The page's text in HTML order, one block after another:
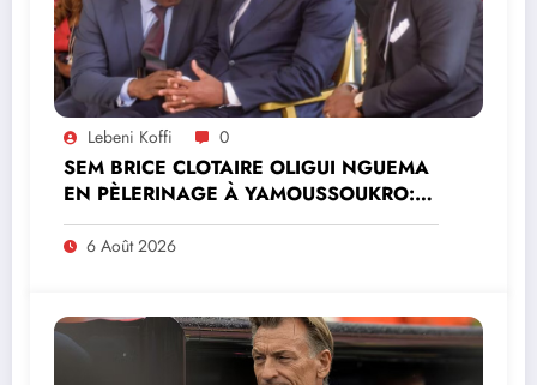
Lebeni Koffi 0
SEM BRICE CLOTAIRE OLIGUI NGUEMA
EN PÈLERINAGE À YAMOUSSOUKRO:LE
MINISTRE PAULIN CLAUDE DANHO
PREND PART À LA CÉRÉMONIE
6 Août 2026